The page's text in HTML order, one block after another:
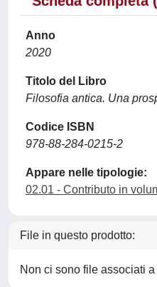
Anno
2020
Titolo del Libro
Filosofia antica. Una
Codice ISBN
978-88-284-0215-2
Appare nelle tipologie:
02.01 - Contributo in
File in questo prodotto:
Non ci sono file associati